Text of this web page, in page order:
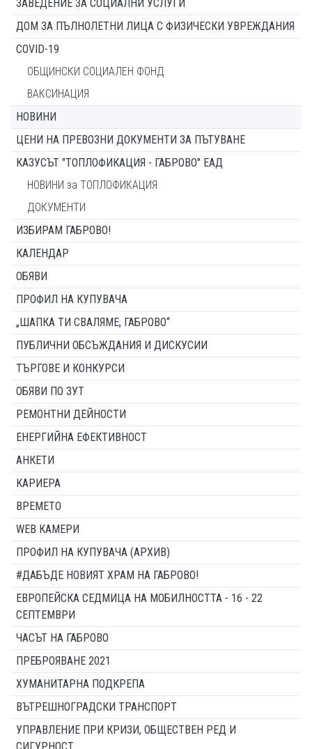
ЗАВЕДЕНИЕ ЗА СОЦИАЛНИ УСЛУГИ
ДОМ ЗА ПЪЛНОЛЕТНИ ЛИЦА С ФИЗИЧЕСКИ УВРЕЖДАНИЯ
COVID-19
ОБЩИНСКИ СОЦИАЛЕН ФОНД
ВАКСИНАЦИЯ
НОВИНИ
ЦЕНИ НА ПРЕВОЗНИ ДОКУМЕНТИ ЗА ПЪТУВАНЕ
КАЗУСЪТ "ТОПЛОФИКАЦИЯ - ГАБРОВО" ЕАД
НОВИНИ за ТОПЛОФИКАЦИЯ
ДОКУМЕНТИ
ИЗБИРАМ ГАБРОВО!
КАЛЕНДАР
ОБЯВИ
ПРОФИЛ НА КУПУВАЧА
„ШАПКА ТИ СВАЛЯМЕ, ГАБРОВО“
ПУБЛИЧНИ ОБСЪЖДАНИЯ И ДИСКУСИИ
ТЪРГОВЕ И КОНКУРСИ
ОБЯВИ ПО ЗУТ
РЕМОНТНИ ДЕЙНОСТИ
ЕНЕРГИЙНА ЕФЕКТИВНОСТ
АНКЕТИ
КАРИЕРА
ВРЕМЕТО
WEB КАМЕРИ
ПРОФИЛ НА КУПУВАЧА (АРХИВ)
#ДАБЪДЕ НОВИЯТ ХРАМ НА ГАБРОВО!
ЕВРОПЕЙСКА СЕДМИЦА НА МОБИЛНОСТТА - 16 - 22
СЕПТЕМВРИ
ЧАСЪТ НА ГАБРОВО
ПРЕБРОЯВАНЕ 2021
ХУМАНИТАРНА ПОДКРЕПА
ВЪТРЕШНОГРАДСКИ ТРАНСПОРТ
УПРАВЛЕНИЕ ПРИ КРИЗИ, ОБЩЕСТВЕН РЕД И
СИГУРНОСТ